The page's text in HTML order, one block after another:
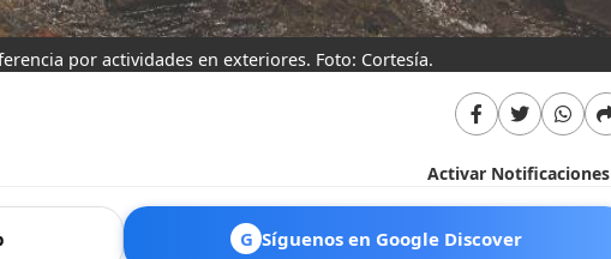
por actividades en exteriores. Foto: Cortesía.
Activar Notificaciones
G Síguenos en Google Discover